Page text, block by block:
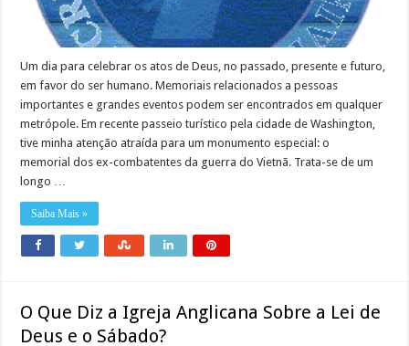
Um dia para celebrar os atos de Deus, no passado, presente e futuro,
em favor do ser humano. Memoriais relacionados a pessoas
importantes e grandes eventos podem ser encontrados em qualquer
metrópole. Em recente passeio turístico pela cidade de Washington,
tive minha atenção atraída para um monumento especial: o
memorial dos ex-combatentes da guerra do Vietnã. Trata-se de um
longo …
Saiba Mais »
O Que Diz a Igreja Anglicana Sobre a Lei de
Deus e o Sábado?